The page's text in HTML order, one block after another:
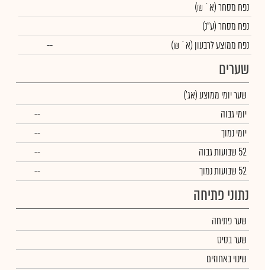
נפח מסחר(א` ₪)
נפח מסחר(ע"נ)
נפח ממוצע לרבעון (א` ₪)
--
שערים
שער יומי ממוצע(אג')
יומי גבוה
--
יומי נמוך
--
52 שבועות גבוה
--
52 שבועות נמוך
--
נתוני פתיחה
שער פתיחה
שער בסיס
שינוי באחוזים